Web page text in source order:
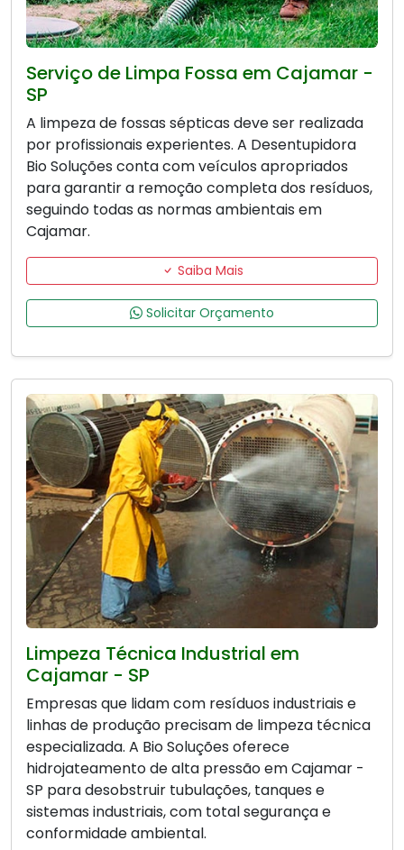
Serviço de Limpa Fossa em Cajamar -
SP
A limpeza de fossas sépticas deve ser realizada
por profissionais experientes. A Desentupidora
Bio Soluções conta com veículos apropriados
para garantir a remoção completa dos resíduos,
seguindo todas as normas ambientais em
Cajamar.
Saiba Mais
Solicitar Orçamento
Limpeza Técnica Industrial em
Cajamar - SP
Empresas que lidam com resíduos industriais e
linhas de produção precisam de limpeza técnica
especializada. A Bio Soluções oferece
hidrojateamento de alta pressão em Cajamar -
SP para desobstruir tubulações, tanques e
sistemas industriais, com total segurança e
conformidade ambiental.